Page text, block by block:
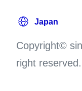
Copyright©
right reserved.